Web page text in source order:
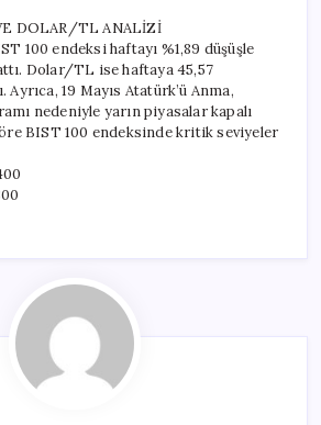
DOLAR/TL ANALİZİ
100 endeksi haftayı %1,89 düşüşle
Dolar/TL ise haftaya 45,57
19 Mayıs Atatürk’ü Anma,
nedeniyle yarın piyasalar kapalı
BIST 100 endeksinde kritik seviyeler